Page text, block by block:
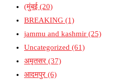
(मुंबई (20)
BREAKING (1)
jammu and kashmir (25)
Uncategorized (61)
अमृतसर (37)
आदमपुर (6)